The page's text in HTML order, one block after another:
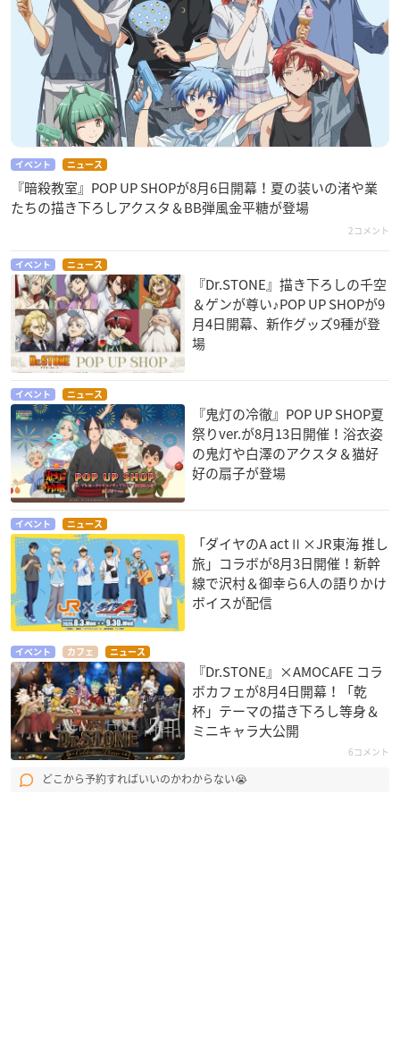
イベント ニュース
『暗殺教室』POP UP SHOPが8月6日開幕！夏の装いの渚や業
たちの描き下ろしアクスタ＆BB弾風金平糖が登場
2コメント
イベント ニュース
『Dr.STONE』描き下ろしの千空
＆ゲンが尊い♪POP UP SHOPが9
月4日開幕、新作グッズ9種が登
場
イベント ニュース
『鬼灯の冷徹』POP UP SHOP夏
祭りver.が8月13日開催！浴衣姿
の鬼灯や白澤のアクスタ＆猫好
好の扇子が登場
イベント ニュース
「ダイヤのA actⅡ×JR東海 推し
旅」コラボが8月3日開催！新幹
線で沢村＆御幸ら6人の語りかけ
ボイスが配信
イベント カフェ ニュース
『Dr.STONE』×AMOCAFE コラ
ボカフェが8月4日開幕！「乾
杯」テーマの描き下ろし等身＆
ミニキャラ大公開
6コメント
どこから予約すればいいのかわからない😭